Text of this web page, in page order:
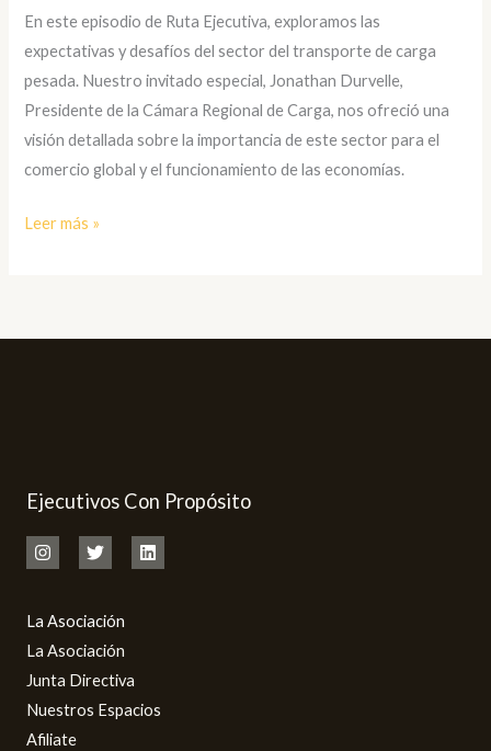
En este episodio de Ruta Ejecutiva, exploramos las
expectativas y desafíos del sector del transporte de carga
pesada. Nuestro invitado especial, Jonathan Durvelle,
Presidente de la Cámara Regional de Carga, nos ofreció una
visión detallada sobre la importancia de este sector para el
comercio global y el funcionamiento de las economías.
Pesada,
En
Leer más »
Ejecutivos Con Propósito
La Asociación
La Asociación
Junta Directiva
Nuestros Espacios
Afiliate